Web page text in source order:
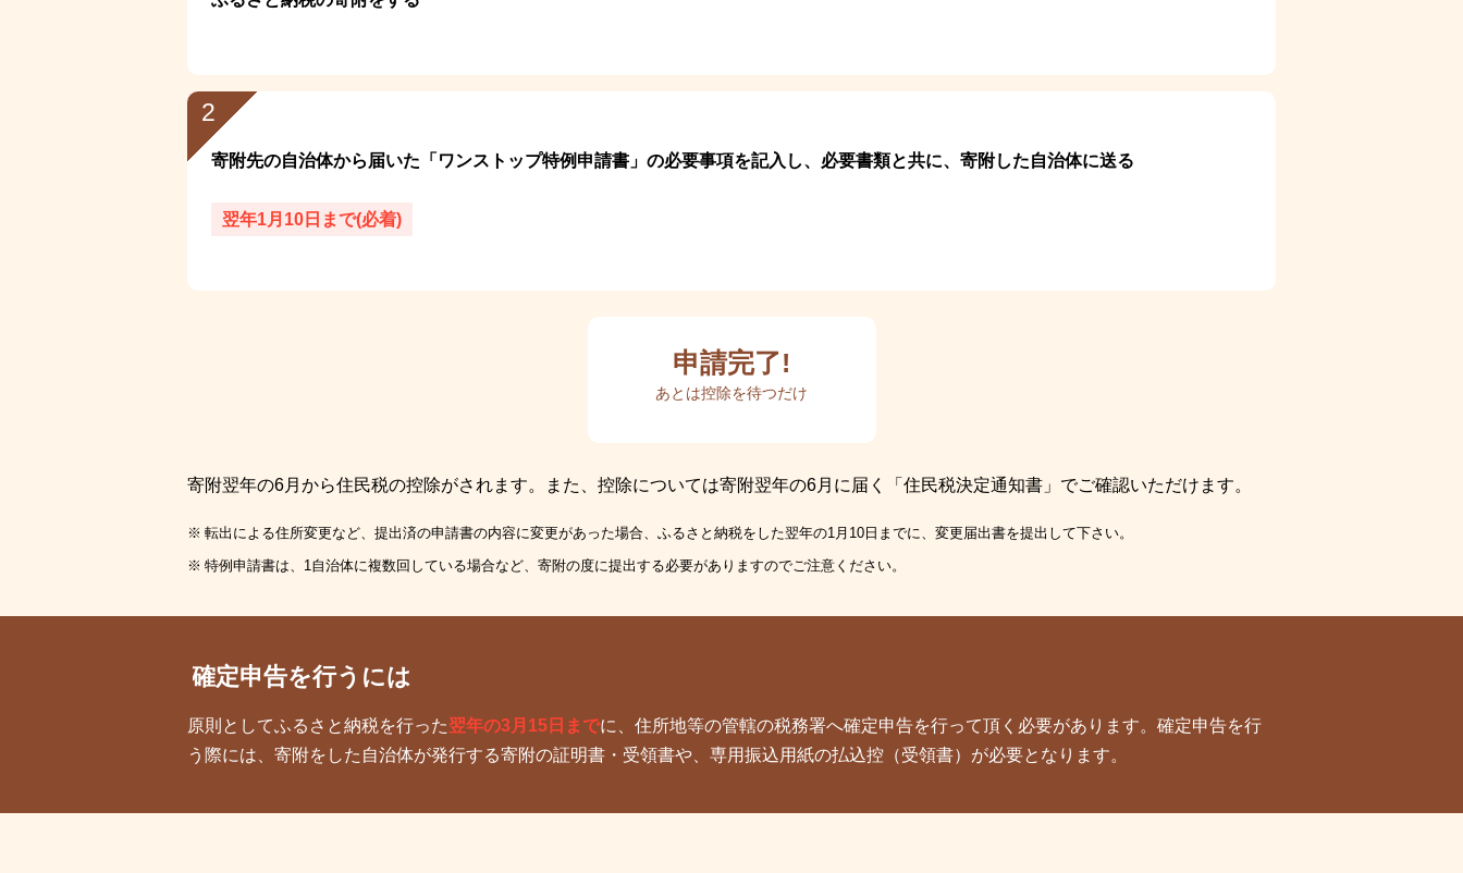
2
寄附先の自治体から届いた「ワンストップ特例申請書」の必要事項を記入し、必要書類と共に、寄附した自治体に送る
翌年1月10日まで(必着)
申請完了!
あとは控除を待つだけ
寄附翌年の6月から住民税の控除がされます。また、控除については寄附翌年の6月に届く「住民税決定通知書」でご確認いただけます。
転出による住所変更など、提出済の申請書の内容に変更があった場合、ふるさと納税をした翌年の1月10日までに、変更届出書を提出して下さい。
特例申請書は、1自治体に複数回している場合など、寄附の度に提出する必要がありますのでご注意ください。
確定申告を行うには
原則としてふるさと納税を行った翌年の3月15日までに、住所地等の管轄の税務署へ確定申告を行って頂く必要があります。確定申告を行
う際には、寄附をした自治体が発行する寄附の証明書・受領書や、専用振込用紙の払込控（受領書）が必要となります。